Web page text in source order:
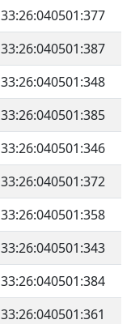
33:26:040501:377
33:26:040501:387
33:26:040501:348
33:26:040501:385
33:26:040501:346
33:26:040501:372
33:26:040501:358
33:26:040501:343
33:26:040501:384
33:26:040501:361